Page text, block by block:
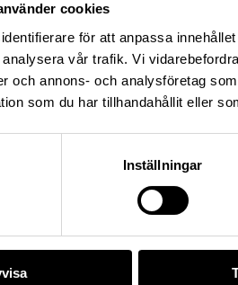
cookies
för att anpassa
vår trafik. Vi
och annons- och analysföretag
som du har tillhandahållit eller
Inställningar
—
550